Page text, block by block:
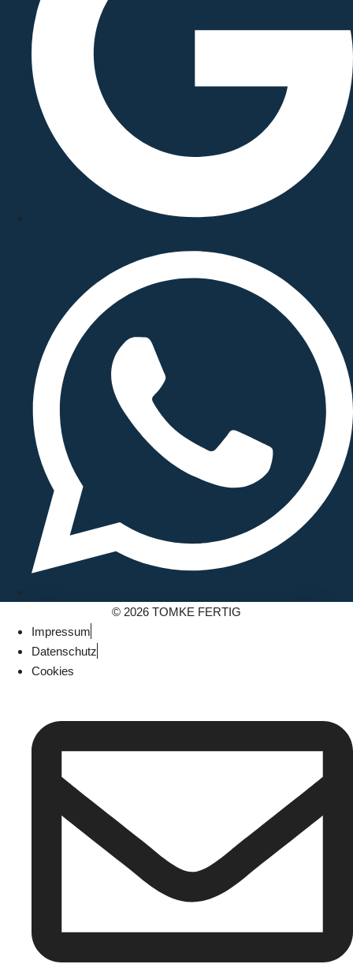
© 2026 TOMKE FERTIG
Impressum
Datenschutz
Cookies